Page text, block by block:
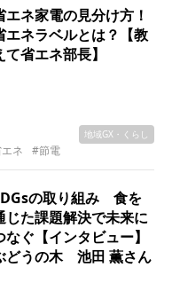
エネ家電の見分け方！
エネラベルとは？【教
て省エネ部長】
ネ #節電
地域GX・くらし
の取り組み 食を
じた課題解決で未来に
なぐ【インタビュー】
どうの木 池田 薫さん